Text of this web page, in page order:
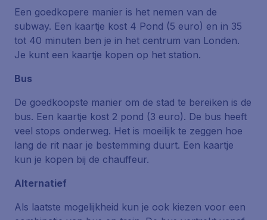
Een goedkopere manier is het nemen van de
subway. Een kaartje kost 4 Pond (5 euro) en in 35
tot 40 minuten ben je in het centrum van Londen.
Je kunt een kaartje kopen op het station.
Bus
De goedkoopste manier om de stad te bereiken is de
bus. Een kaartje kost 2 pond (3 euro). De bus heeft
veel stops onderweg. Het is moeilijk te zeggen hoe
lang de rit naar je bestemming duurt. Een kaartje
kun je kopen bij de chauffeur.
Alternatief
Als laatste mogelijkheid kun je ook kiezen voor een